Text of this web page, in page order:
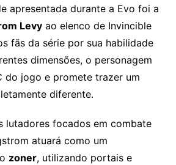
apresentada durante a Evo foi a
Levy ao elenco de Invincible
fãs da série por sua habilidade
dimensões, o personagem
do jogo e promete trazer um
diferente.
lutadores focados em combate
atuará como um
zoner, utilizando portais e